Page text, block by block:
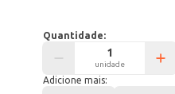
Quantidade:
unidade
Adicione mais: